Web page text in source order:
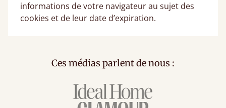
informations de votre navigateur au sujet des
cookies et de leur date d’expiration.
Ces médias parlent de nous :